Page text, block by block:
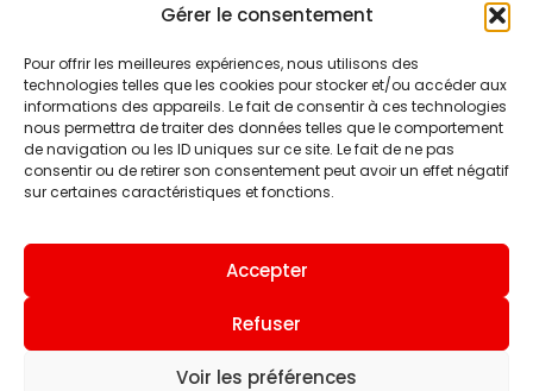
Gérer le consentement
Pour offrir les meilleures expériences, nous utilisons des
technologies telles que les cookies pour stocker et/ou accéder aux
informations des appareils. Le fait de consentir à ces technologies
nous permettra de traiter des données telles que le comportement
de navigation ou les ID uniques sur ce site. Le fait de ne pas
consentir ou de retirer son consentement peut avoir un effet négatif
sur certaines caractéristiques et fonctions.
Accepter
Refuser
Voir les préférences
ACTUALITÉS
CLUB
BOUTIQUE
HISTOIRE
ÉQUIPE PREMIERE
INFOS ET CONTACT